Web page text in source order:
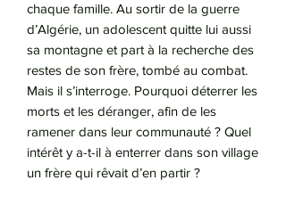
chaque famille. Au sortir de la guerre
d’Algérie, un adolescent quitte lui aussi
sa montagne et part à la recherche des
restes de son frère, tombé au combat.
Mais il s’interroge. Pourquoi déterrer les
morts et les déranger, afin de les
ramener dans leur communauté ? Quel
intérêt y a-t-il à enterrer dans son village
un frère qui rêvait d’en partir ?